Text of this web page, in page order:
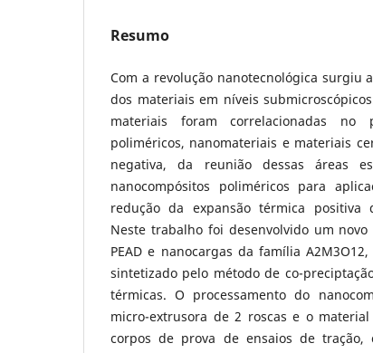
Resumo
Com a revolução nanotecnológica surgiu
dos materiais em níveis
materiais foram correlacionadas no
poliméricos, nanomateriais e materiais
negativa, da reunião dessas áreas
nanocompósitos poliméricos para
redução da expansão térmica positiva
Neste trabalho foi desenvolvido um
PEAD e nanocargas da família
sintetizado pelo método de co-
térmicas. O processamento do
micro-extrusora de 2 roscas e o
corpos de prova de ensaios de tração,